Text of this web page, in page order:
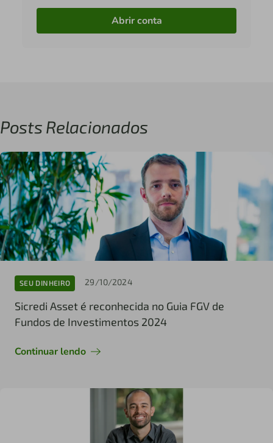
Abrir conta
Posts Relacionados
SEU DINHEIRO 29/10/2024
Sicredi Asset é reconhecida no Guia FGV de
Fundos de Investimentos 2024
Continuar lendo